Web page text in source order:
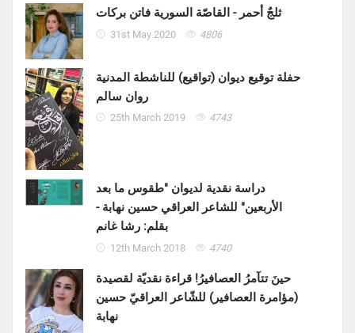
ثلجٌ أحمر - القاصّة السورية فاتن بركات
31st May 2020 4806
حفلة توقيع ديوان (تواقيع) للناشطة المدنية
روان سالم
25th March 2019 4743
دراسة نقدية لديوان "طقوس ما بعد
الأربعين" للشاعر العراقي حسين نهابة -
بقلم: رشا غانم
12th March 2018 4740
حينَ تتآمرُ العصافيرُ! قراءة نقديّة لقصيدة
(مؤامرة العصافير) للشّاعر العراقيّ حسين
نهابة